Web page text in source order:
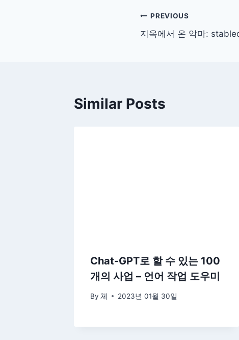
글
탐
PREVIOUS
지옥에서 온 악마:
Similar Posts
Chat-GPT로 할 수 있는 100
개의 사업 – 언어 작업 도우미
By 체 2023년 01월 30일